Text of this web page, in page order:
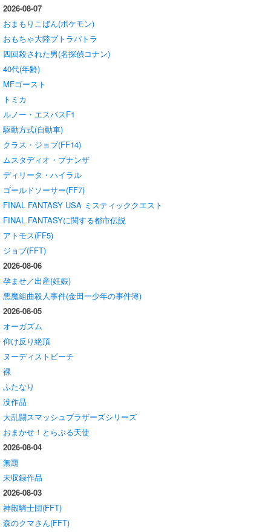
2026-08-07
おまもりこばん(ポケモン)
おもちゃ大陸プトラパトラ
四回殺された男(名探偵コナン)
40代(年齢)
MFゴースト
トミカ
ルノー・エスパスF1
駆動方式(自動車)
クラス・ジョブ(FF14)
ムスタディオ・ブナンザ
ディリータ・ハイラル
ゴールドソーサー(FF7)
FINAL FANTASY USA ミスティッククエスト
FINAL FANTASYに関する都市伝説
アトモス(FF5)
ジョブ(FFT)
2026-08-06
孕ませ／出産(妊娠)
悪魔組曲殺人事件(金田一少年の事件簿)
2026-08-05
オーガズム
仰け反り絶頂
ヌーディストビーチ
裸
ふたなり
没作品
大乱闘スマッシュブラザーズシリーズ
おまかせ！とらぶる天使
2026-08-04
無題
未収録作品
2026-08-03
神殿騎士団(FFT)
森のクマさん(FFT)